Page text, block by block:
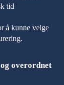
tid
å kunne velge
overordnet